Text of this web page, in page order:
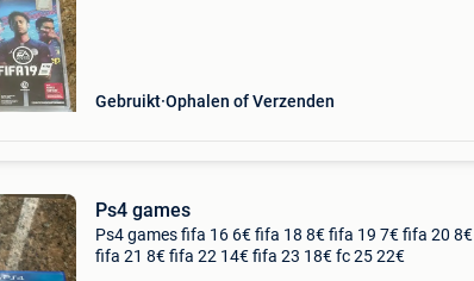
Gebruikt Ophalen of Verzenden
Ps4 games
Ps4 games fifa 16 6€ fifa 18 8€ fifa 19 7€ fifa 20 8€
fifa 21 8€ fifa 22 14€ fifa 23 18€ fc 25 22€